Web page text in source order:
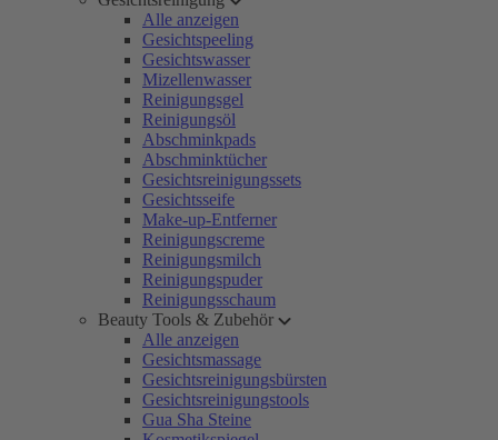
Alle anzeigen
Gesichtspeeling
Gesichtswasser
Mizellenwasser
Reinigungsgel
Reinigungsöl
Abschminkpads
Abschminktücher
Gesichtsreinigungssets
Gesichtsseife
Make-up-Entferner
Reinigungscreme
Reinigungsmilch
Reinigungspuder
Reinigungsschaum
Beauty Tools & Zubehör
Alle anzeigen
Gesichtsmassage
Gesichtsreinigungsbürsten
Gesichtsreinigungstools
Gua Sha Steine